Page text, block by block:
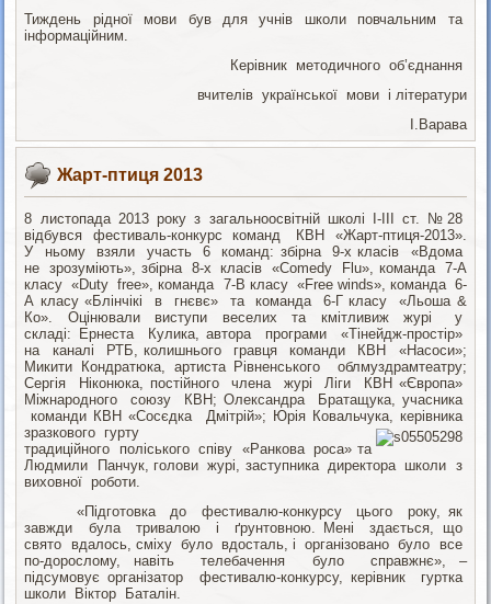
Тиждень рідної мови був для учнів школи повчальним та
інформаційним.
Керівник методичного об’єднання
вчителів української мови і літератури
І.Варава
Жарт-птиця 2013
8 листопада 2013 року з загальноосвітній школі І-ІІІ ст. №28
відбувся фестиваль-конкурс команд КВН «Жарт-птиця-2013».
У ньому взяли участь 6 команд: збірна 9-х класів «Вдома
не зрозуміють», збірна 8-х класів «Comedy Flu», команда 7-А
класу «Duty free», команда 7-В класу «Free winds», команда 6-
А класу «Блінчікі в гнєвє» та команда 6-Г класу «Льоша &
Ко». Оцінювали виступи веселих та кмітливиж журі у
складі: Ернеста Кулика, автора програми «Тінейдж-простір»
на каналі РТБ, колишнього гравця команди КВН «Насоси»;
Микити Кондратюка, артиста Рівненського облмуздрамтеатру;
Сергія Ніконюка, постійного члена журі Ліги КВН «Європа»
Міжнародного союзу КВН; Олександра Братащука, учасника
команди КВН «Сосєдка Дмітрій»; Юрія Ковальчука, керівника
зразкового гурту
традиційного поліського співу «Ранкова роса» та
Людмили Панчук, голови журі, заступника директора школи з
виховної роботи.
«Підготовка до фестивалю-конкурсу цього року, як
завжди була тривалою і ґрунтовною. Мені здається, що
свято вдалось, сміху було вдосталь, і організовано було все
по-дорослому, навіть телебачення було справжнє», –
підсумовує організатор фестивалю-конкурсу, керівник гуртка
школи Віктор Баталін.